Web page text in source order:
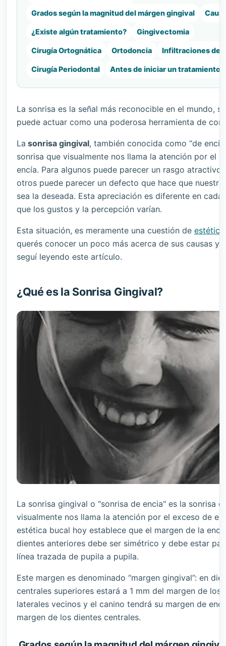
Grados según la magnitud del márgen gingival
¿Existe algún tratamiento? Gingivectomia
Cirugía Ortognática Ortodoncia Infiltraciones de
Cirugía Periodontal Antes de iniciar un tratamiento
La sonrisa es la señal más reconocible en el mundo,
puede actuar como una poderosa herramienta de
La sonrisa gingival, también conocida como “de
sonrisa que visualmente nos llama la atención por el
encía. Para algunos puede parecer un rasgo
otros puede parecer un defecto que hace que nuestra
sea la deseada. Esta apreciación es diferente en cada
que los gustos y la percepción varían.
Esta situación, es meramente una cuestión de
querés conocer un poco más acerca de sus causas y
seguí leyendo este artículo.
¿Qué es la Sonrisa Gingival?
La sonrisa gingival o "sonrisa de encia" es la sonrisa
visualmente nos llama la atención por el exceso de
estética bucal hoy establece que el margen de la
dientes anteriores debe ser simétrico y debe estar
línea trazada de pupila a pupila.
Este margen es denominado “margen gingival”: en
centrales superiores estará a 1 mm del margen de los
laterales vecinos y el canino tendrá su margen de
margen de los dientes centrales.